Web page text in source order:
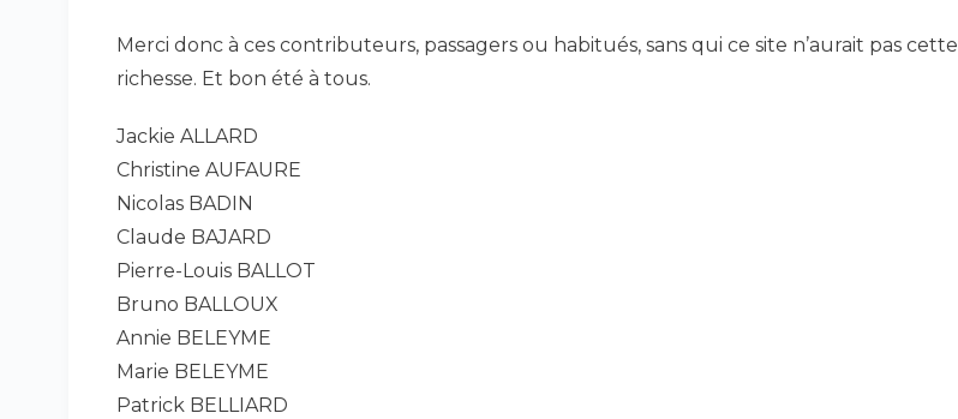
Merci donc à ces contributeurs, passagers ou habitués, sans qui ce site n’aurait pas cette
richesse. Et bon été à tous.
Jackie ALLARD
Christine AUFAURE
Nicolas BADIN
Claude BAJARD
Pierre-Louis BALLOT
Bruno BALLOUX
Annie BELEYME
Marie BELEYME
Patrick BELLIARD